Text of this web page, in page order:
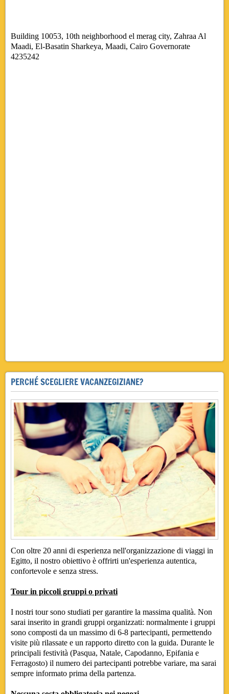
Building 10053, 10th neighborhood el merag city, Zahraa Al
Maadi, El-Basatin Sharkeya, Maadi, Cairo Governorate
4235242
PERCHÉ SCEGLIERE VACANZEGIZIANE?
Con oltre 20 anni di esperienza nell'organizzazione di viaggi in
Egitto, il nostro obiettivo è offrirti un'esperienza autentica,
confortevole e senza stress.
Tour in piccoli gruppi o privati
I nostri tour sono studiati per garantire la massima qualità. Non
sarai inserito in grandi gruppi organizzati: normalmente i gruppi
sono composti da un massimo di 6-8 partecipanti, permettendo
visite più rilassate e un rapporto diretto con la guida. Durante le
principali festività (Pasqua, Natale, Capodanno, Epifania e
Ferragosto) il numero dei partecipanti potrebbe variare, ma sarai
sempre informato prima della partenza.